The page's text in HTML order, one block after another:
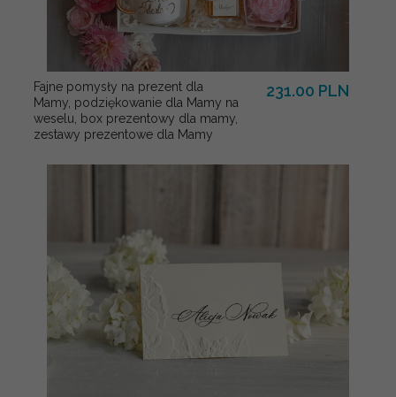
Fajne pomysły na prezent dla
Mamy, podziękowanie dla Mamy na
weselu, box prezentowy dla mamy,
zestawy prezentowe dla Mamy
231.00 PLN